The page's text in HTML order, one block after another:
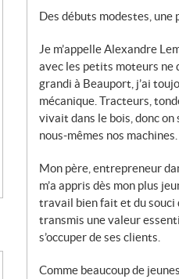
Des débuts modestes, une
Je m’appelle Alexandre
avec les petits moteurs ne
grandi à Beauport, j’ai
mécanique. Tracteurs,
vivait dans le bois, donc
nous-mêmes nos machines.
Mon père, entrepreneur
m’a appris dès mon plus
travail bien fait et du souci
transmis une valeur
s’occuper de ses clients.
Comme beaucoup de